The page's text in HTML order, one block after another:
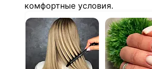
комфортные условия.